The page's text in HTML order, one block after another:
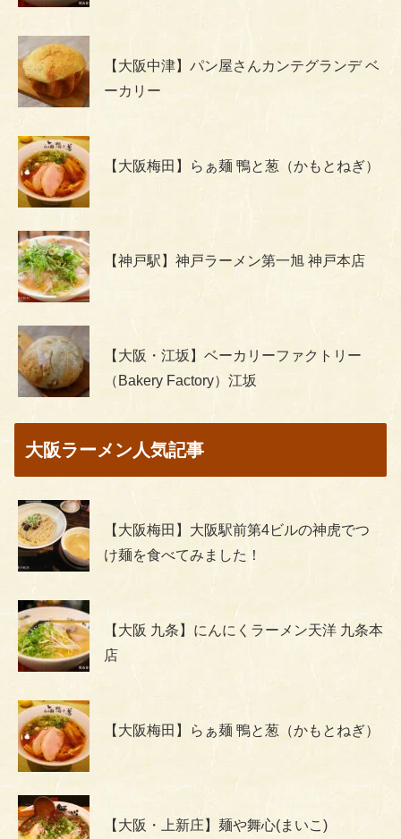
【大阪中津】パン屋さんカンテグランデ ベ
ーカリー
【大阪梅田】らぁ麺 鴨と葱（かもとねぎ）
【神戸駅】神戸ラーメン第一旭 神戸本店
【大阪・江坂】ベーカリーファクトリー
（Bakery Factory）江坂
大阪ラーメン人気記事
【大阪梅田】大阪駅前第4ビルの神虎でつ
け麺を食べてみました！
【大阪 九条】にんにくラーメン天洋 九条本
店
【大阪梅田】らぁ麺 鴨と葱（かもとねぎ）
【大阪・上新庄】麺や舞心(まいこ)